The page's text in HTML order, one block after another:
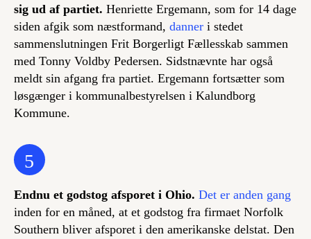
sig ud af partiet. Henriette Ergemann, som for 14 dage
siden afgik som næstformand, danner i stedet
sammenslutningen Frit Borgerligt Fællesskab sammen
med Tonny Voldby Pedersen. Sidstnævnte har også
meldt sin afgang fra partiet. Ergemann fortsætter som
løsgænger i kommunalbestyrelsen i Kalundborg
Kommune.
5
Endnu et godstog afsporet i Ohio. Det er anden gang
inden for en måned, at et godstog fra firmaet Norfolk
Southern bliver afsporet i den amerikanske delstat. Den